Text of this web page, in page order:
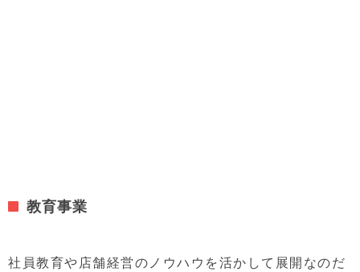
教育事業
社員教育や店舗経営のノウハウを活かして展開なのだ